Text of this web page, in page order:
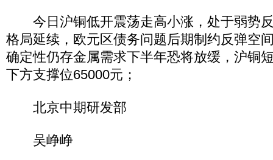
今日沪铜低开震荡走高小涨，处于弱势
格局延续，欧元区债务问题后期制约反弹空
确定性仍存金属需求下半年恐将放缓，沪铜
下方支撑位65000元；
北京中期研发部
吴峥峥